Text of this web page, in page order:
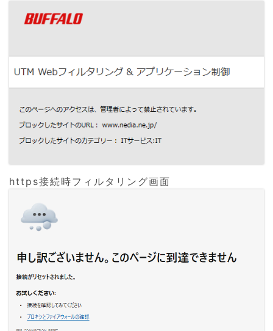
https接続時フィルタリング画面